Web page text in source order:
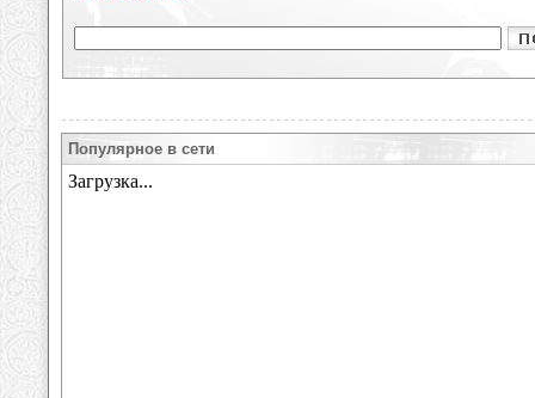
Популярное в сети